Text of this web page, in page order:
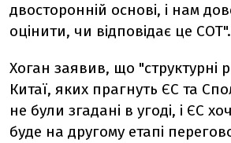
двосторонній основі, і нам
оцінити, чи відповідає це СОТ".
Хоган заявив, що "структурні
Китаї, яких прагнуть ЄС та
не були згадані в угоді, і ЄС
буде на другому етапі